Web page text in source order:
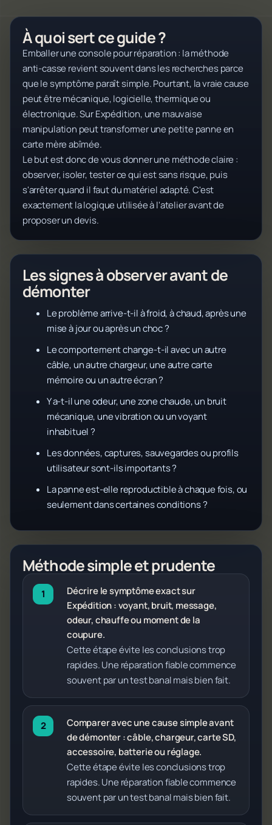
À quoi sert ce guide ?
Emballer une console pour réparation : la méthode
anti-casse revient souvent dans les recherches parce
que le symptôme paraît simple. Pourtant, la vraie cause
peut être mécanique, logicielle, thermique ou
électronique. Sur Expédition, une mauvaise
manipulation peut transformer une petite panne en
carte mère abîmée.
Le but est donc de vous donner une méthode claire :
observer, isoler, tester ce qui est sans risque, puis
s'arrêter quand il faut du matériel adapté. C'est
exactement la logique utilisée à l'atelier avant de
proposer un devis.
Les signes à observer avant de
démonter
Le problème arrive-t-il à froid, à chaud, après une
mise à jour ou après un choc ?
Le comportement change-t-il avec un autre
câble, un autre chargeur, une autre carte
mémoire ou un autre écran ?
Y a-t-il une odeur, une zone chaude, un bruit
mécanique, une vibration ou un voyant
inhabituel ?
Les données, captures, sauvegardes ou profils
utilisateur sont-ils importants ?
La panne est-elle reproductible à chaque fois, ou
seulement dans certaines conditions ?
Méthode simple et prudente
Décrire le symptôme exact sur
Expédition : voyant, bruit, message,
odeur, chauffe ou moment de la
coupure.
Cette étape évite les conclusions trop
rapides. Une réparation fiable commence
souvent par un test banal mais bien fait.
Comparer avec une cause simple avant
de démonter : câble, chargeur, carte SD,
accessoire, batterie ou réglage.
Cette étape évite les conclusions trop
rapides. Une réparation fiable commence
souvent par un test banal mais bien fait.